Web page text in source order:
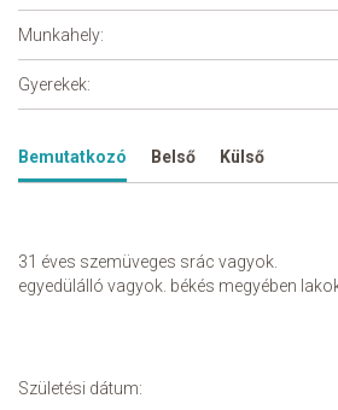
Munkahely:
Gyerekek:
Bemutatkozó Belső Külső
31 éves szemüveges srác vagyok.
egyedülálló vagyok. békés megyében
Születési dátum: